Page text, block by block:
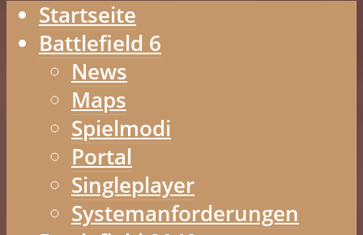
Startseite
Battlefield 6
News
Maps
Spielmodi
Portal
Singleplayer
Systemanforderungen